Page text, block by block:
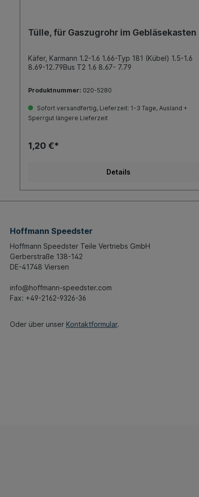
Tülle, für Gaszugrohr im Gebläsekasten
Käfer, Karmann 1.2-1.6 1.66-Typ 181 (Kübel) 1.5-1.6
8.69-12.79Bus T2 1.6 8.67- 7.79
Produktnummer: 020-5280
Sofort versandfertig, Lieferzeit: 1-3 Tage, Ausland +
Sperrgut längere Lieferzeit
1,20 €*
Details
Hoffmann Speedster
Hoffmann Speedster Teile Vertriebs GmbH
Gerberstraße 138-142
DE-41748 Viersen
info@hoffmann-speedster.com
Fax: +49-2162-9326-36
Oder über unser Kontaktformular.